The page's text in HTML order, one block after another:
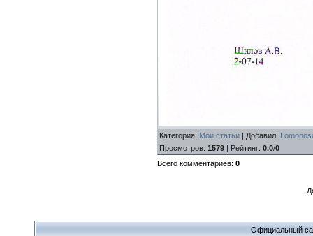
Категория: Мои статьи | Добавил:
Просмотров: 1579 | Рейтинг: 0.0/0
Всего комментариев: 0
Официальный сайт